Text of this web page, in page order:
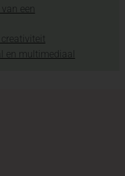
een
en multimediaal